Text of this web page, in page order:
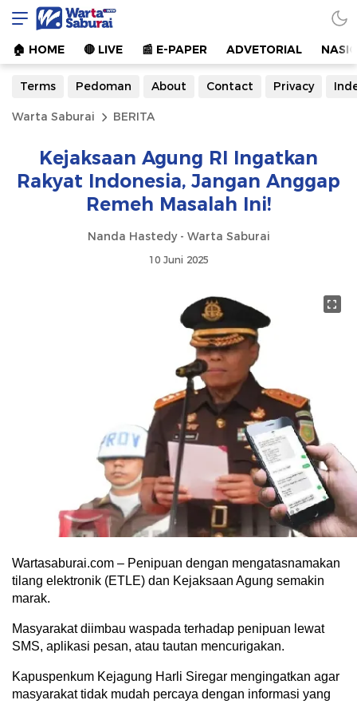
Warta Saburai
Sumber Informasi Terkini
🏠︎ HOME 🔴 LIVE 📰 E-PAPER ADVETORIAL
Terms Pedoman About Contact Privacy
Warta Saburai BERITA
Kejaksaan Agung RI Ingatkan
Rakyat Indonesia, Jangan Anggap
Remeh Masalah Ini!
Nanda Hastedy - Warta Saburai
10 Juni 2025
Wartasaburai.com – Penipuan dengan mengatasnamakan
tilang elektronik (ETLE) dan Kejaksaan Agung semakin
marak.
Masyarakat diimbau waspada terhadap penipuan lewat
SMS, aplikasi pesan, atau tautan mencurigakan.
Kapuspenkum Kejagung Harli Siregar mengingatkan agar
masyarakat tidak mudah percaya dengan informasi yang